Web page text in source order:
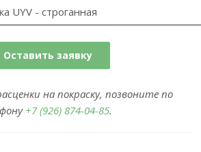
UYV - строганная
Оставить заявку
на покраску, позвоните по
+7 (926) 874-04-85.